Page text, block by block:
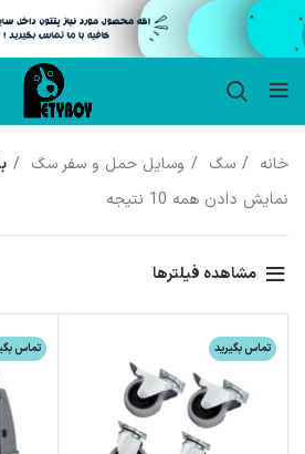
خانه سگ وسایل حمل و سفر سگ
نمایش دادن همه 10 نتیجه
مشاهده فیلترها
تماس بگیرید تماس